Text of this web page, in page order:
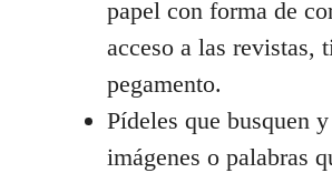
papel con forma de
acceso a las revistas,
pegamento.
Pídeles que busquen
imágenes o palabras